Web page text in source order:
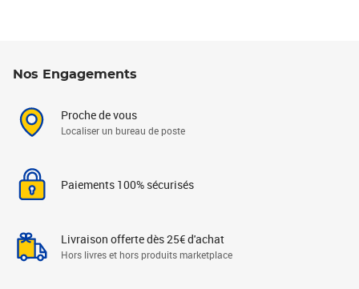
Nos Engagements
Proche de vous
Localiser un bureau de poste
Paiements 100% sécurisés
Livraison offerte dès 25€ d'achat
Hors livres et hors produits marketplace